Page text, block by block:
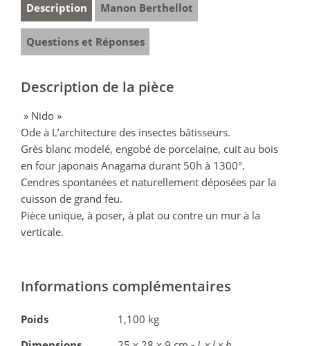
Description Manon Berthellot
Questions et Réponses
Description de la pièce
» Nido »
Ode à L’architecture des insectes bâtisseurs.
Grès blanc modelé, engobé de porcelaine, cuit au bois
en four japonais Anagama durant 50h à 1300°.
Cendres spontanées et naturellement déposées par la
cuisson de grand feu.
Pièce unique, à poser, à plat ou contre un mur à la
verticale.
Informations complémentaires
Poids
1,100 kg